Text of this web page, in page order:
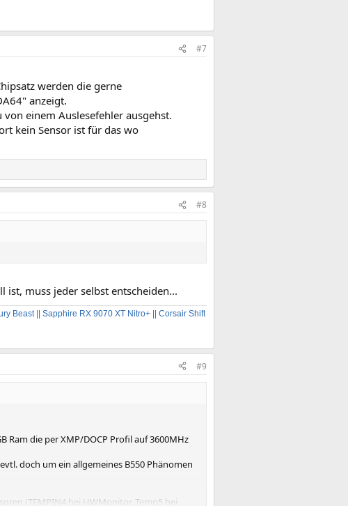
#7
werden die gerne
anzeigt.
einem Auslesefehler ausgehst.
kein Sensor ist für das wo
#8
ist, muss jeder selbst entscheiden...
Beast || Sapphire RX 9070 XT Nitro+ || Corsair Shift
#9
Ram die per XMP/DOCP Profil auf 3600MHz
doch um ein allgemeines B550 Phänomen
(TEMPIN4 bei HWMonitor, Temp5 bei